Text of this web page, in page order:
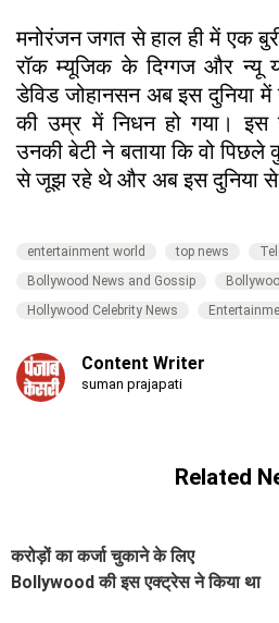
मनोरंजन जगत से हाल ही में एक
रॉक म्यूजिक के दिग्गज और न्यू
डेविड जोहानसन अब इस दुनिया
की उम्र में निधन हो गया।
उनकी बेटी ने बताया कि वो
से जूझ रहे थे और अब इस दुनिया
entertainment world top news
Bollywood News and Gossip
Hollywood Celebrity News
Content Writer
suman prajapati
Related
करोड़ों का कर्जा चुकाने के लिए
Bollywood की इस एक्ट्रेस ने किया था